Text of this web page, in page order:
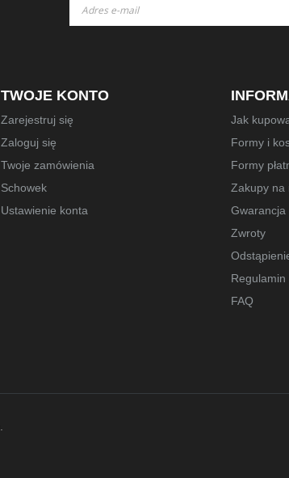
nasz
TWOJE KONTO
Zarejestruj się
Zaloguj się
Twoje zamówienia
Schowek
Ustawienie konta
Jak
Formy i
Formy
Zakupy na
Gwarancja
Zwroty
Regulamin
FAQ